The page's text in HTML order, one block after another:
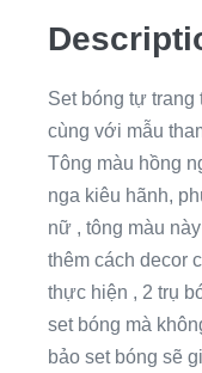
Set bóng tự trang
cùng với mẫu
Tông màu hồng
nga kiêu hãnh,
nữ , tông màu
thêm cách decor
thực hiện , 2 trụ
set bóng mà
bảo set bóng sẽ